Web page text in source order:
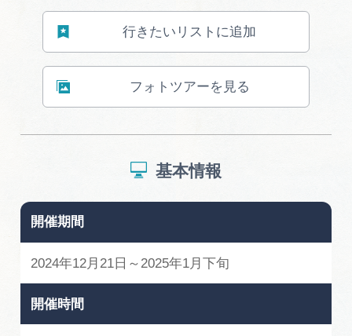
旅行会社・観光事業者の皆様へ
フォトライブラリー
動画ライブラリー
運営組織
広告掲載
サイトポリシー
行きたいリストに追加
フォトツアーを見る
基本情報
開催期間
2024年12月21日～2025年1月下旬
開催時間